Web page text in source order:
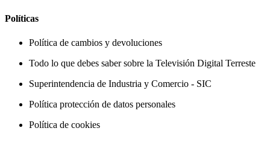
Políticas
Política de cambios y devoluciones
Todo lo que debes saber sobre la Televisión Digital Terreste
Superintendencia de Industria y Comercio - SIC
Política protección de datos personales
Política de cookies